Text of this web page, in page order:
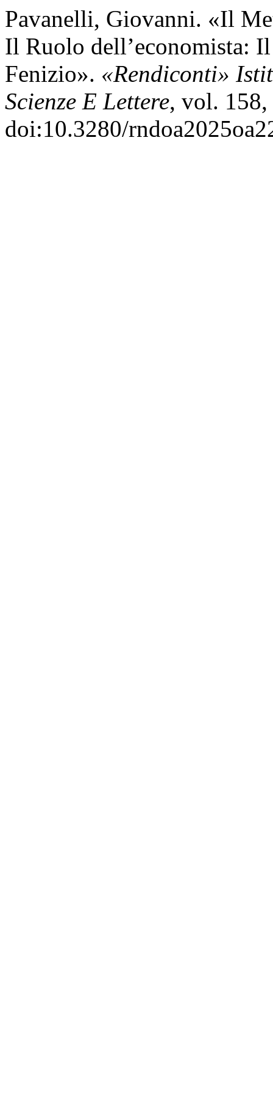
Pavanelli, Giovanni. «Il
Il Ruolo dell’economista:
Fenizio». «Rendiconti»
Scienze E Lettere, vol.
doi:10.3280/